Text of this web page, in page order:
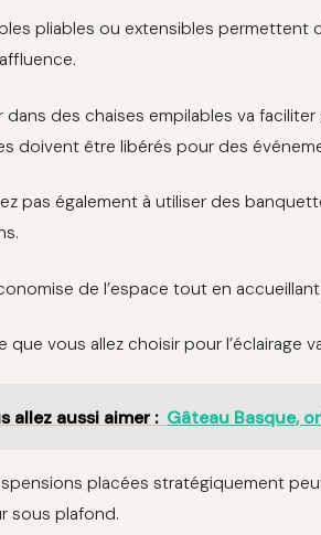
pliables ou extensibles permettent
dans des chaises empilables va
doivent être libérés pour des
pas également à utiliser des
de l’espace tout en
que vous allez choisir pour l’éclairage
allez aussi aimer : Gâteau Basque,
placées stratégiquement
sous plafond.